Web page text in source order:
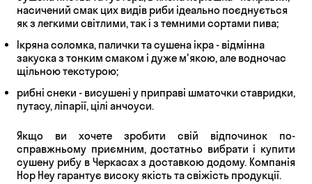
насичений смак цих видів риби ідеально поєднується
як з легкими світлими, так і з темними сортами пива;
Ікряна соломка, палички та сушена ікра - відмінна
закуска з тонким смаком і дуже м'якою, але водночас
щільною текстурою;
рибні снеки - висушені у приправі шматочки ставридки,
путасу, ліпарії, цілі анчоуси.
Якщо ви хочете зробити свій відпочинок по-
справжньому приємним, достатньо вибрати і купити
сушену рибу в Черкасах з доставкою додому. Компанія
Hop Hey гарантує високу якість та свіжість продукції.